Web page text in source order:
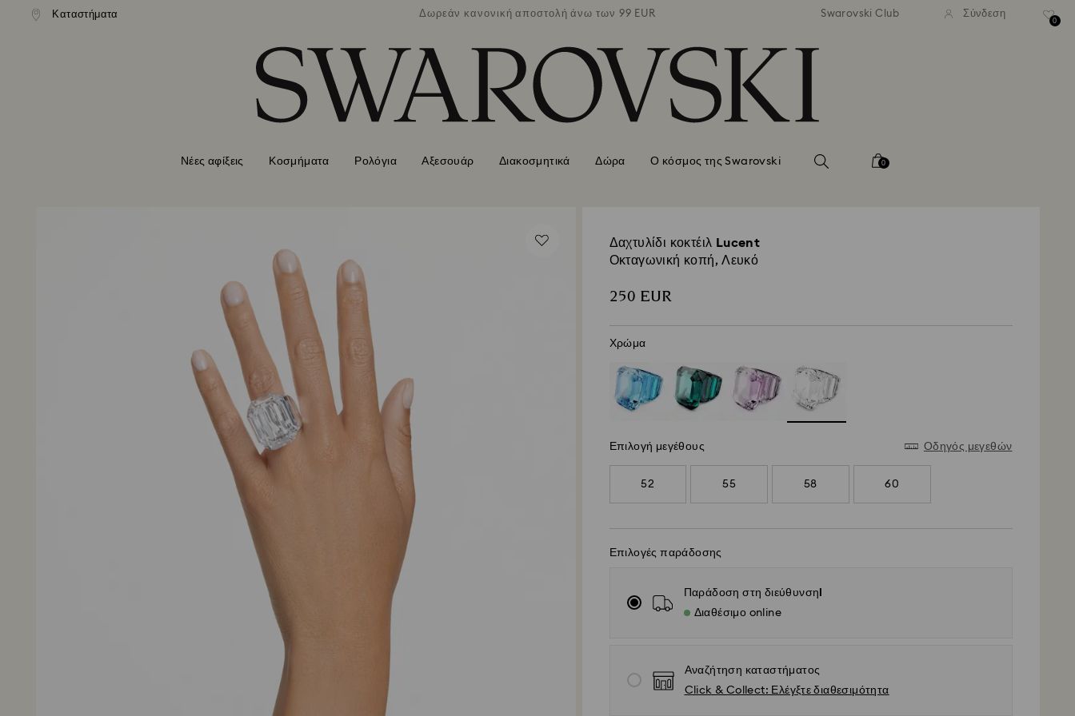
Accesskeys list
Καταστήματα
αποστολή άνω των 99 EUR Δωρεάν κανονική αποστολή άνω των 99 EUR Δωρεάν κανονική αποστολή άνω των 99 EUR Δωρεάν κανονική αποστολή άνω
Swarovski Club Σύνδεση
0
Νέες αφίξεις Κοσμήματα Ρολόγια Αξεσουάρ Διακοσμητικά Δώρα Ο κόσμος της Swarovski 0
Δαχτυλίδι κοκτέιλ Lucent
Οκταγωνική κοπή, Λευκό
250 EUR
Χρώμα
Επιλογή μεγέθους Οδηγός μεγεθών
52 55 58 60
Επιλογές παράδοσης
Παράδοση στη διεύθυνσηl
Διαθέσιμο online
Αναζήτηση καταστήματος
Click & Collect: Ελέγξτε διαθεσιμότητα